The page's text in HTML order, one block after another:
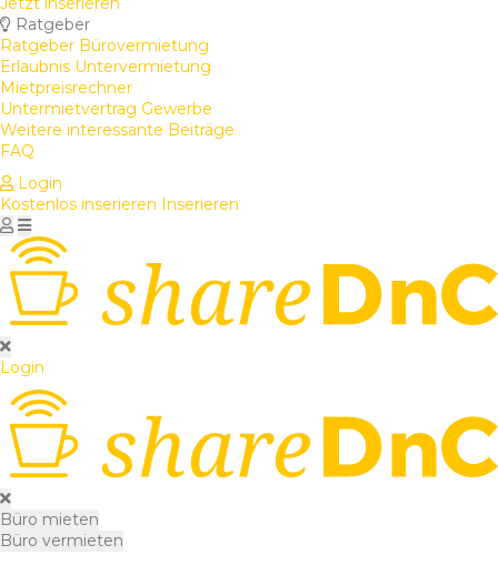
Ratgeber
Ratgeber Bürovermietung
Erlaubnis Untervermietung
Mietpreisrechner
Untermietvertrag Gewerbe
Weitere interessante Beiträge
FAQ
Login
Kostenlos inserieren Inserieren
Login
Büro mieten
Büro vermieten